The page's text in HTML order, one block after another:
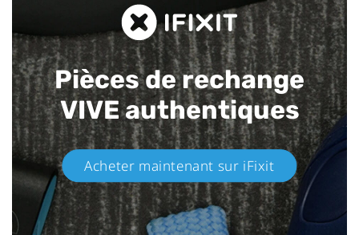
Pièces de rechange
VIVE authentiques​
Acheter maintenant sur iFixit​